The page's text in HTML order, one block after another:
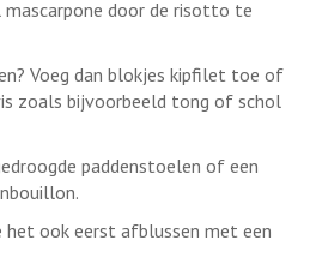
door de risotto te
Voeg dan blokjes kipfilet toe of
zoals bijvoorbeeld tong of schol
paddenstoelen of een
het ook eerst afblussen met een